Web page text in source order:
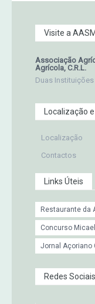
Visite a AASM
Associação
Agrícola, C.R.L.
Duas
Localização
Localização
Contactos
Links Úteis
Restaurante da
Concurso
Jornal Açoriano
Redes Sociais